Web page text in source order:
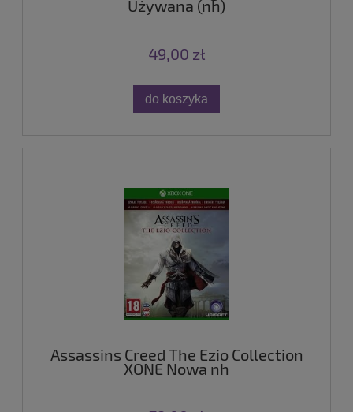
Używana (nh)
49,00 zł
do koszyka
Assassins Creed The Ezio Collection
XONE Nowa nh